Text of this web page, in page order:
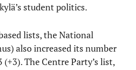
student politics.
lists, the National
also increased its number
The Centre Party’s list,